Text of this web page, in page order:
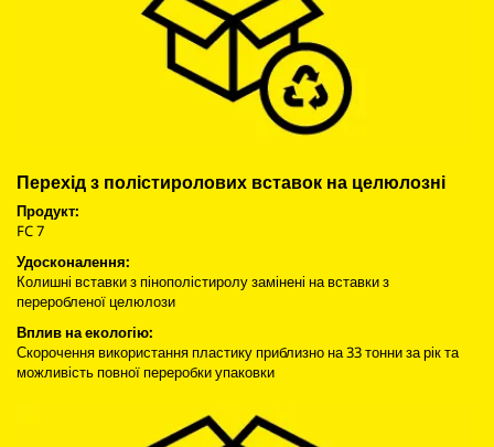
Перехід з полістиролових вставок на целюлозні
Продукт:
FC 7
Удосконалення:
Колишні вставки з пінополістиролу замінені на вставки з
переробленої целюлози
Вплив на екологію:
Скорочення використання пластику приблизно на 33 тонни за рік та
можливість повної переробки упаковки